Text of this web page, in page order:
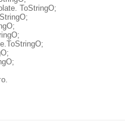
ToStringO;